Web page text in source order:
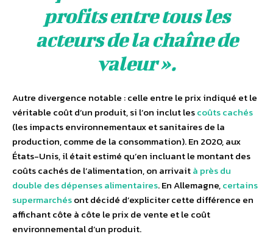
profits entre tous les
acteurs de la chaîne de
valeur ».
Autre divergence notable : celle entre le prix indiqué et le
véritable coût d’un produit, si l’on inclut lescoûts cachés
(les impacts environnementaux et sanitaires de la
production, comme de la consommation). En 2020, aux
États-Unis, il était estimé qu’en incluant le montant des
coûts cachés de l’alimentation, on arrivaità près du
double des dépenses alimentaires. En Allemagne,certains
supermarchésont décidé d’expliciter cette différence en
affichant côte à côte le prix de vente et le coût
environnemental d’un produit.